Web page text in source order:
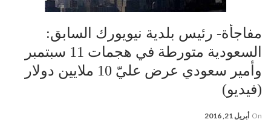
مفاجأة- رئيس بلدية نيويورك السابق:
السعودية متورطة في هجمات 11 سبتمبر
وأمير سعودي عرض عليّ 10 ملايين دولار
(فيديو)
On أبريل 21, 2016